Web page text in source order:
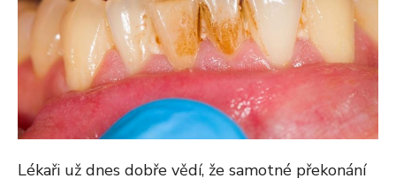
Lékaři už dnes dobře vědí, že samotné překonání